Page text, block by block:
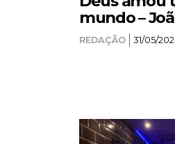
mundo –
REDAÇÃO 31/05/